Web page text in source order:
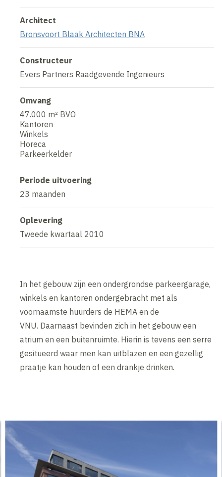
Architect
Bronsvoort Blaak Architecten BNA
Constructeur
Evers Partners Raadgevende Ingenieurs
Omvang
47.000 m² BVO
Kantoren
Winkels
Horeca
Parkeerkelder
Periode uitvoering
23 maanden
Oplevering
Tweede kwartaal 2010
In het gebouw zijn een ondergrondse parkeergarage,
winkels en kantoren ondergebracht met als
voornaamste huurders de HEMA en de
VNU. Daarnaast bevinden zich in het gebouw een
atrium en een buitenruimte. Hierin is tevens een serre
gesitueerd waar men kan uitblazen en een gezellig
praatje kan houden of een drankje drinken.